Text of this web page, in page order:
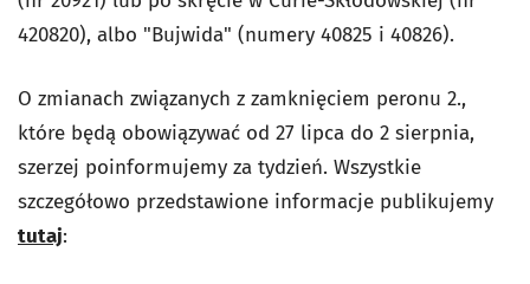
420820), albo "Bujwida" (numery 40825 i 40826).
O zmianach związanych z zamknięciem peronu 2.,
które będą obowiązywać od 27 lipca do 2 sierpnia,
szerzej poinformujemy za tydzień. Wszystkie
szczegółowo przedstawione informacje publikujemy
tutaj: